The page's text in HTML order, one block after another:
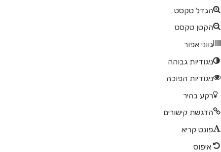
הגדל טקסט
הקטן טקסט
גווני אפור
ניגודיות גבוהה
ניגודיות הפוכה
רקע בהיר
הדגשת קישורים
פונט קריא
איפוס